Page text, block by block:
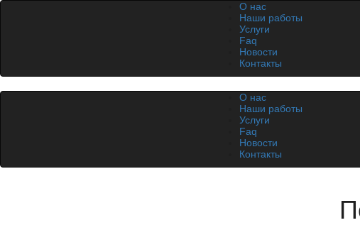
О нас
Наши работы
Услуги
Faq
Новости
Контакты
О нас
Наши работы
Услуги
Faq
Новости
Контакты